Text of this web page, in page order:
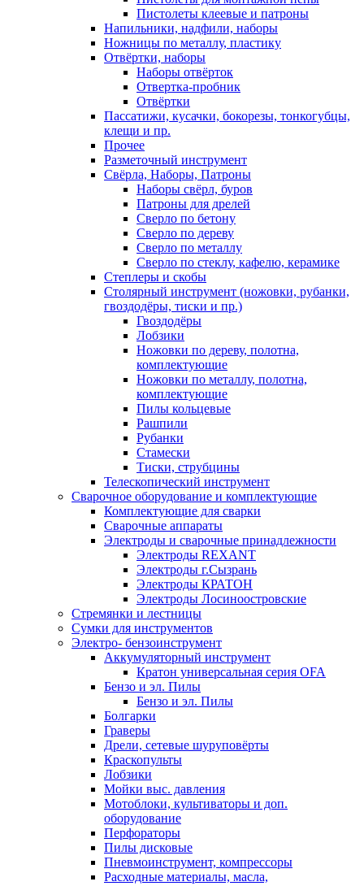
Пистолеты клеевые и патроны
Напильники, надфили, наборы
Ножницы по металлу, пластику
Отвёртки, наборы
Наборы отвёрток
Отвертка-пробник
Отвёртки
Пассатижи, кусачки, бокорезы, тонкогубцы,
клещи и пр.
Прочее
Разметочный инструмент
Свёрла, Наборы, Патроны
Наборы свёрл, буров
Патроны для дрелей
Сверло по бетону
Сверло по дереву
Сверло по металлу
Сверло по стеклу, кафелю, керамике
Степлеры и скобы
Столярный инструмент (ножовки, рубанки,
гвоздодёры, тиски и пр.)
Гвоздодёры
Лобзики
Ножовки по дереву, полотна,
комплектующие
Ножовки по металлу, полотна,
комплектующие
Пилы кольцевые
Рашпили
Рубанки
Стамески
Тиски, струбцины
Телескопический инструмент
Сварочное оборудование и комплектующие
Комплектующие для сварки
Сварочные аппараты
Электроды и сварочные принадлежности
Электроды REXANT
Электроды г.Сызрань
Электроды КРАТОН
Электроды Лосиноостровские
Стремянки и лестницы
Сумки для инструментов
Электро- бензоинструмент
Аккумуляторный инструмент
Кратон универсальная серия OFA
Бензо и эл. Пилы
Бензо и эл. Пилы
Болгарки
Граверы
Дрели, сетевые шуруповёрты
Краскопульты
Лобзики
Мойки выс. давления
Мотоблоки, культиваторы и доп.
оборудование
Перфораторы
Пилы дисковые
Пневмоинструмент, компрессоры
Расходные материалы, масла,